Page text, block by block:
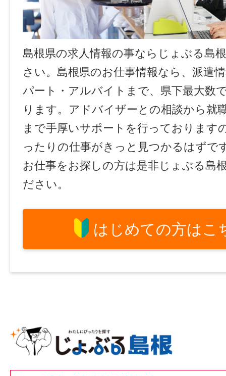
島根県の求人情報の事ならじょぶる島
さい。島根県のお仕事情報なら、派遣
パート・アルバイトまで、県下最大数
ります。アドバイザーとの相談から就
まで手厚いサポートを行っております
ったりの仕事がきっと見つかるはずで
お仕事をお探しの方は是非じょぶる島
ださい。
はじめての方はこ